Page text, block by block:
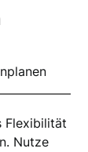
Flexibilität
Nutze